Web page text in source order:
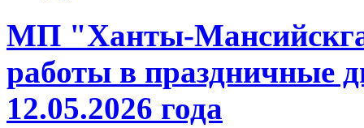
МП "Ханты-
работы в праздничные
12.05.2026 года